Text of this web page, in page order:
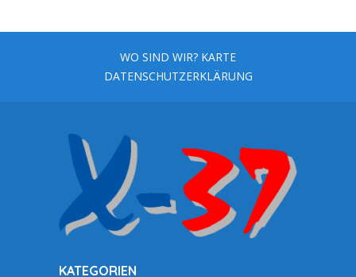
WO SIND WIR? KARTE
DATENSCHUTZERKLÄRUNG
KATEGORIEN